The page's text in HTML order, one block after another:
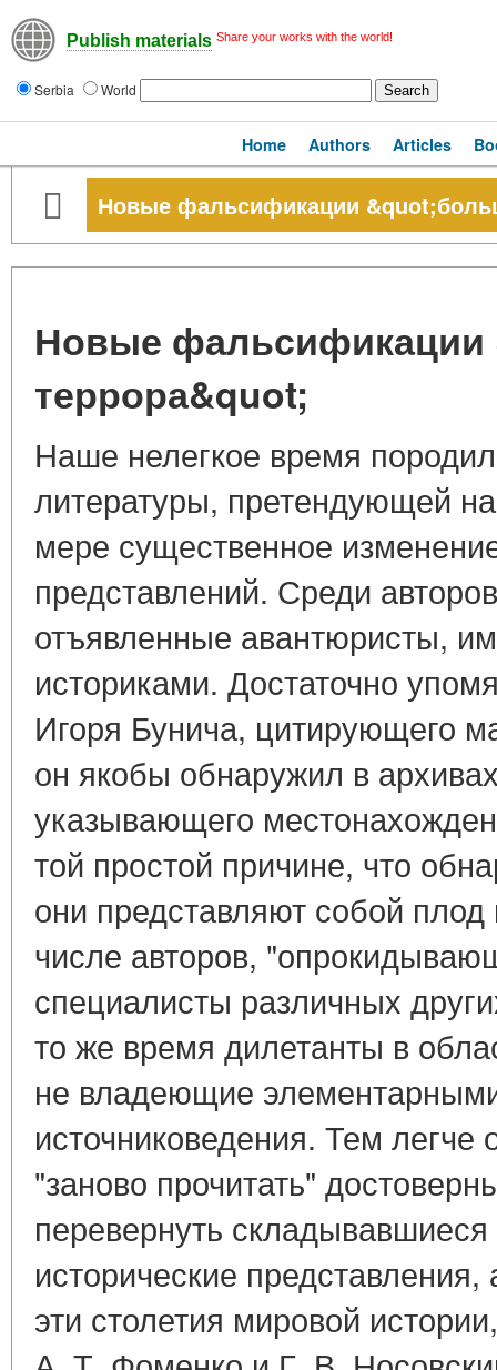
Publish materials Share your works with the world!
Serbia World
Home Authors Articles
Новые фальсификации
Новые фальсификации
террора&quot;
Наше нелегкое время
литературы, претендующей
мере существенное
представлений. Среди
отъявленные авантюристы,
историками. Достаточно
Игоря Бунича, цитирующего
он якобы обнаружил в
указывающего
той простой причине, что
они представляют собой
числе авторов,
специалисты различных
то же время дилетанты в
не владеющие
источниковедения. Тем легче
"заново прочитать"
перевернуть
исторические
эти столетия мировой